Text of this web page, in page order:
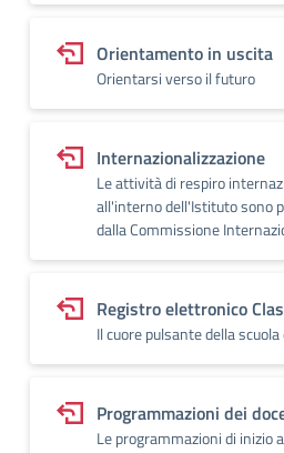
Orientamento in uscita
Orientarsi verso il futuro
Internazionalizzazione
Le attività di respiro
all'interno dell'Istituto sono
dalla Commissione
Registro elettronico
Il cuore pulsante della
Programmazioni dei
Le programmazioni di inizio